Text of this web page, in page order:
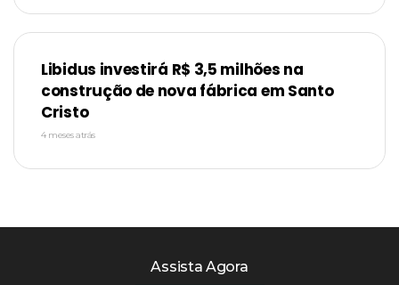
Libidus investirá R$ 3,5 milhões na
construção de nova fábrica em Santo
Cristo
4 meses atrás
Assista Agora